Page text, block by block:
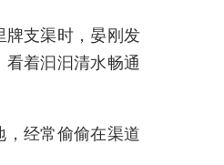
牌支渠时，晏刚发
着汩汩清水畅通
，经常偷偷在渠道